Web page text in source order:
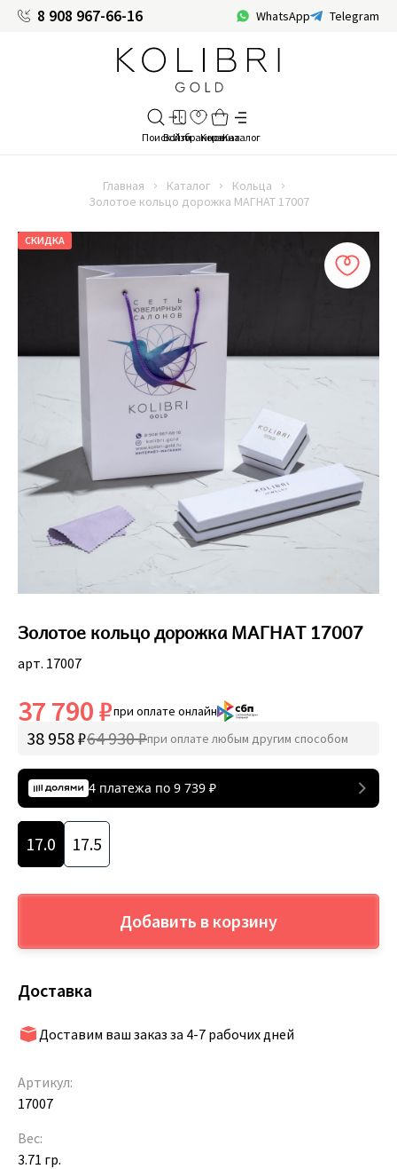
8 908 967-66-16 WhatsApp Telegram
Главная Каталог
Кольца
Золотое кольцо дорожка МАГНАТ 17007
СКИДКА
Золотое кольцо дорожка МАГНАТ 17007
арт. 17007
37 790 ₽при оплате онлайн
38 958 ₽64 930 ₽при оплате любым другим способом
4 платежа по 9 739 ₽
17.0 17.5
Добавить в корзину
Доставка
Доставим ваш заказ за 4-7 рабочих дней
Артикул:
17007
Вес:
3.71 гр.